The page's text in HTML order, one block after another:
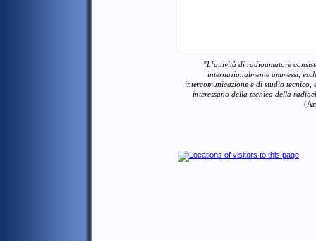
"L’attività di radioamatore
internazionalmente ammessi,
intercomunicazione e di studio tecnico,
interessano della tecnica della